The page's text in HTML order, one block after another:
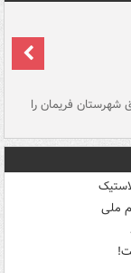
شهرستان فریمان را